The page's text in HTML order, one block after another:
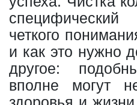
четкого
и как это нужно
другое:
вполне могут